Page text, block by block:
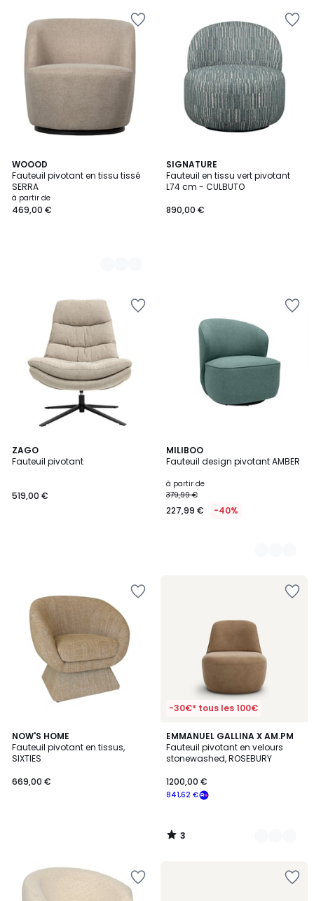
WOOOD
Fauteuil pivotant en tissu tissé
SERRA
à partir de
469,00 €
5
Couleurs
SIGNATURE
Fauteuil en tissu vert pivotant
L74 cm - CULBUTO
890,00 €
ZAGO
Fauteuil pivotant
519,00 €
MILIBOO
Fauteuil design pivotant AMBER
à partir de
379,99 €
227,99 € -40%
3
Couleurs
NOW'S HOME
Fauteuil pivotant en tissus,
SIXTIES
669,00 €
-30€* tous les 100€
EMMANUEL GALLINA X AM.PM
Fauteuil pivotant en velours
stonewashed, ROSEBURY
841,62 €
1200,00 €
3
/
5
2
Couleurs
3
/